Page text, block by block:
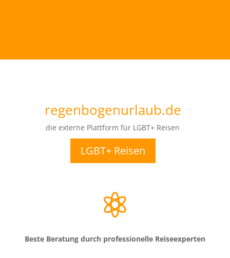
regenbogenurlaub.de
die externe Plattform für LGBT+ Reisen
LGBT+ Reisen

Beste Beratung durch professionelle Reiseexperten